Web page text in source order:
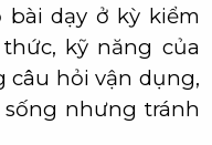
dạy ở kỳ kiểm
kỹ năng của
câu hỏi vận dụng,
nhưng tránh